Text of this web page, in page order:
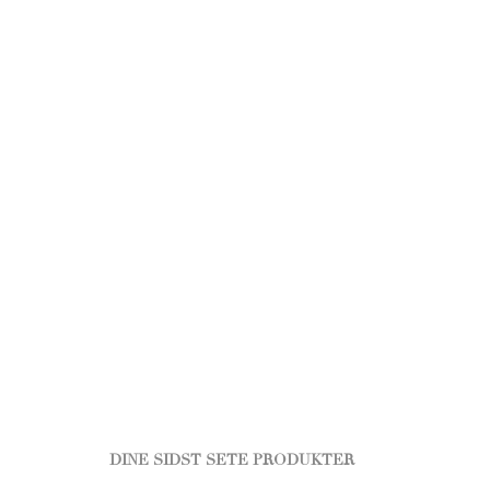
DINE SIDST SETE PRODUKTER